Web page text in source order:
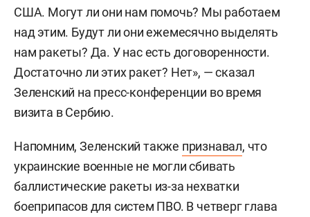
США. Могут ли они нам помочь? Мы работаем
над этим. Будут ли они ежемесячно выделять
нам ракеты? Да. У нас есть договоренности.
Достаточно ли этих ракет? Нет», — сказал
Зеленский на пресс-конференции во время
визита в Сербию.
Напомним, Зеленский также признавал, что
украинские военные не могли сбивать
баллистические ракеты из-за нехватки
боеприпасов для систем ПВО. В четверг глава